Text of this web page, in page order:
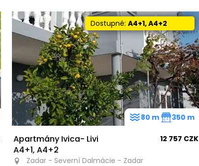
Dostupné:A4+1, A4+2
Apartmány Ivica- Livi
A4+1, A4+2
12 757 CZK
Zadar - Severní Dalmácie - Zadar
80 m 350 m